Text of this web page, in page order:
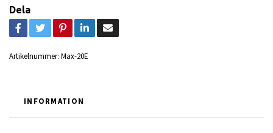
Dela
Artikelnummer: Max-20E
INFORMATION